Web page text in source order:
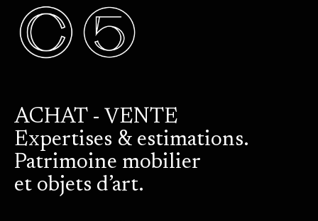
ACHAT - VENTE
Expertises & estimations.
Patrimoine mobilier
et objets d’art.